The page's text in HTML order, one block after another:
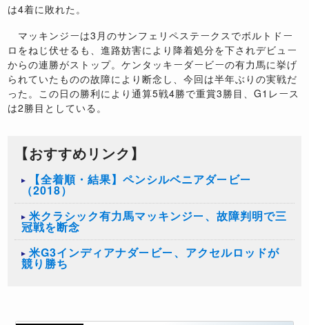
は4着に敗れた。
マッキンジーは3 月のサンフェリペステークスでボルトドー
ロをねじ伏せるも、進路妨害により降着処分を下されデビュー
からの連勝がストップ。ケンタッキーダービーの有力馬に挙げ
られていたものの故障により断念し、今回は半年ぶりの実戦だ
った。この日の勝利により通算5戦4勝で重賞3勝目、G1 レース
は2勝目としている。
【おすすめリンク】
【全着順・結果】ペンシルベニアダービー
（2018）
米クラシック有力馬マッキンジー、故障判明で三
冠戦を断念
米G3インディアナダービー、アクセルロッドが
競り勝ち